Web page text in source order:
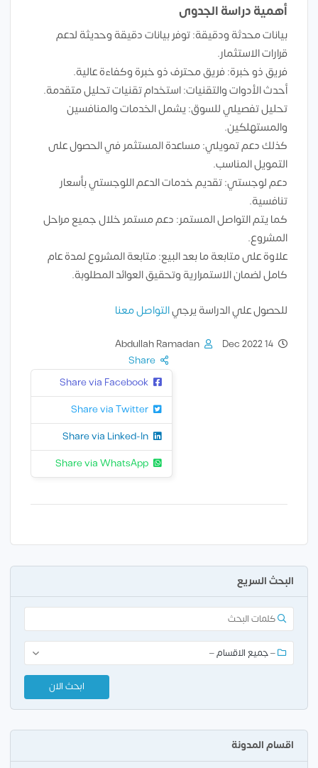
أهمية دراسة الجدوى
بيانات محدثة ودقيقة: توفر بيانات دقيقة وحديثة لدعم
قرارات الاستثمار.
فريق ذو خبرة: فريق محترف ذو خبرة وكفاءة عالية.
أحدث الأدوات والتقنيات: استخدام تقنيات تحليل متقدمة.
تحليل تفصيلي للسوق: يشمل الخدمات والمنافسين
والمستهلكين.
كذلك دعم تمويلي: مساعدة المستثمر في الحصول على
التمويل المناسب.
دعم لوجستي: تقديم خدمات الدعم اللوجستي بأسعار
تنافسية.
كما يتم التواصل المستمر: دعم مستمر خلال جميع مراحل
المشروع.
علاوة على متابعة ما بعد البيع: متابعة المشروع لمدة عام
كامل لضمان الاستمرارية وتحقيق العوائد المطلوبة.
للحصول علي الدراسة يرجيالتواصل معنا
14 Dec 2022
Abdullah Ramadan
Share
Share via Facebook
Share via Twitter
Share via Linked-In
Share via WhatsApp
البحث السريع
اقسام المدونة